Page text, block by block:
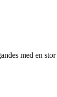
med en